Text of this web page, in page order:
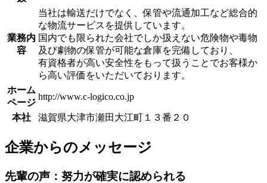
業務内
容
当社は輸送だけでなく、保管や流通加工など総合的
な物流サービスを提供しています。
国内でも限られた会社でしか扱えない危険物や毒物
及び劇物の保管が可能な倉庫を完備しており、
有資格者が高い安全性をもって扱うことでお客様か
ら高い評価をいただいております。
ホーム
ページ
http://www.c-logico.co.jp
本社 滋賀県大津市瀬田大江町１３番２０
企業からのメッセージ
先輩の声：努力が確実に認められる